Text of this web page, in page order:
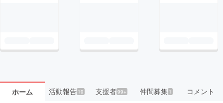
ホーム 活動報告19 支援者99+ 仲間募集 1 コメント